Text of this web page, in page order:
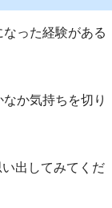
った経験がある
か気持ちを切り
出してみてくだ